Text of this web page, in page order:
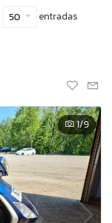
50 entradas
1/9